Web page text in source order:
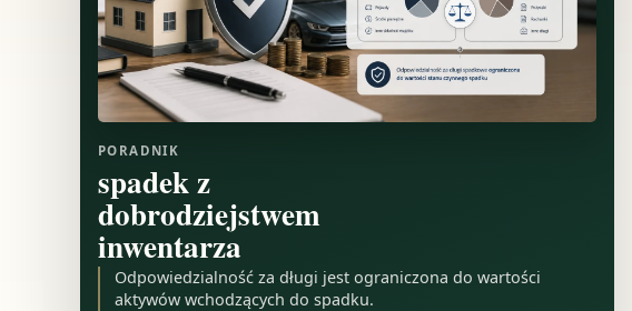
PORADNIK
spadek z
dobrodziejstwem
inwentarza
Odpowiedzialność za długi jest ograniczona do wartości
aktywów wchodzących do spadku.